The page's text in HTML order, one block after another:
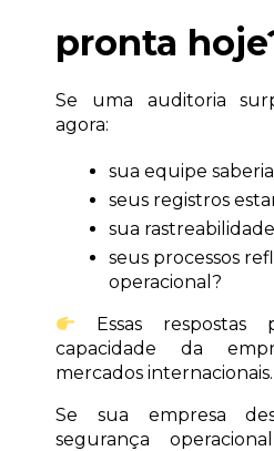
pronta
Se uma auditoria
agora:
sua equipe
seus registros
sua
seus processos
operacional?
Essas respostas
capacidade da
mercados internacionais.
Se sua empresa
segurança